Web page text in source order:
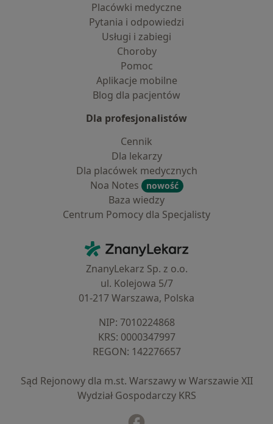
Placówki medyczne
Pytania i odpowiedzi
Usługi i zabiegi
Choroby
Pomoc
Aplikacje mobilne
Blog dla pacjentów
Dla profesjonalistów
Cennik
Dla lekarzy
Dla placówek medycznych
Noa Notes
nowość
Baza wiedzy
Centrum Pomocy dla Specjalisty
ZnanyLekarz - Strona główna
ZnanyLekarz Sp. z o.o.
ul. Kolejowa 5/7
01-217 Warszawa, Polska
NIP: ⁠7010224868
KRS: ⁠0000347997
REGON: ⁠142276657
Sąd Rejonowy dla m.st. Warszawy w Warszawie XII
Wydział Gospodarczy KRS